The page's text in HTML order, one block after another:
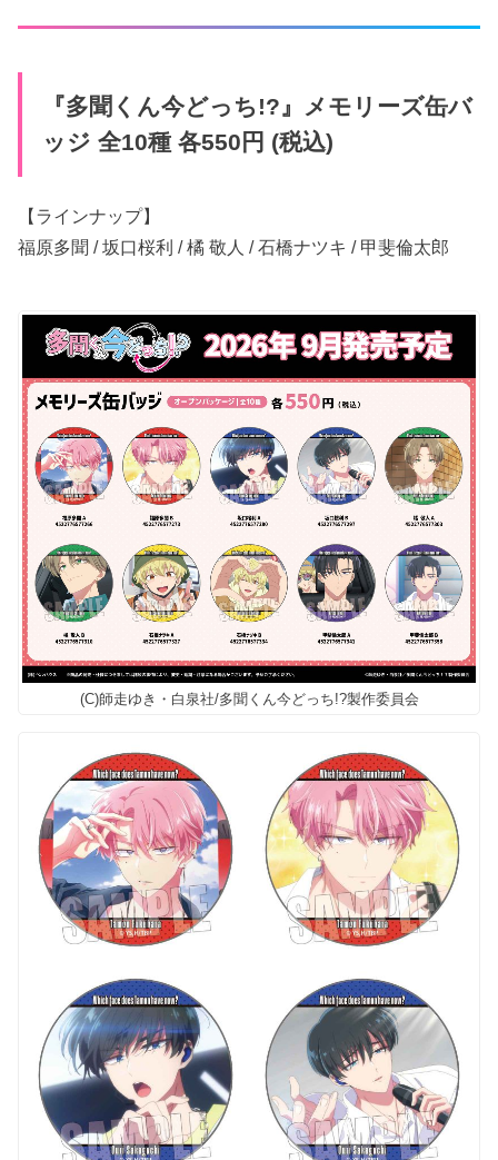
『多聞くん今​どっち!?』メモリーズ缶バ
ッジ 全10種 各550円 (税込)
【ラインナップ】
福原多聞 / 坂口桜利 / 橘 敬人 / 石橋ナツキ / 甲斐倫太郎
(C)師走ゆき・白泉社/多聞くん今どっち!?製作委員会